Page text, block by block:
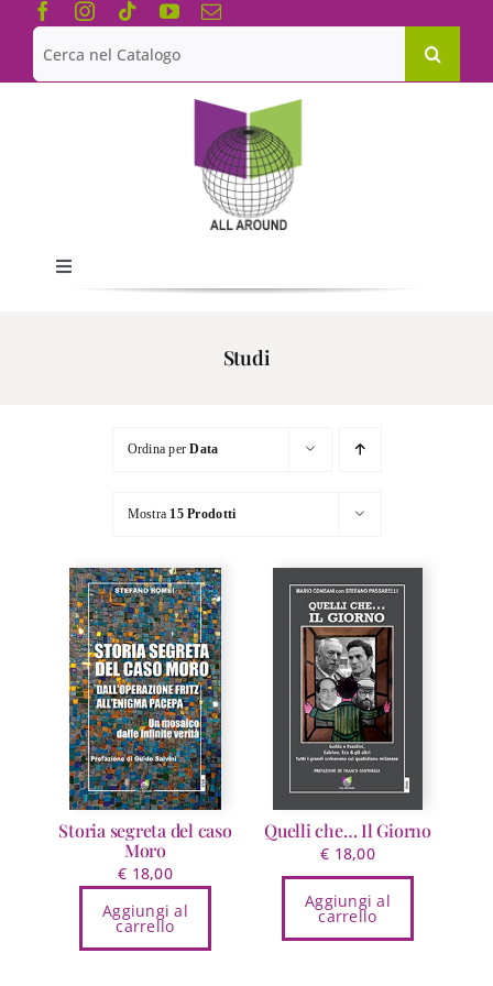
Salta
contenuto
Cerca
per:
Toggle
Navigation
Studi
Ordina perData
Mostra 15 Prodotti
Storia segreta del caso
Moro
€ 18,00
Aggiungi al
carrello
Quelli che… Il Giorno
€ 18,00
Aggiungi al
carrello